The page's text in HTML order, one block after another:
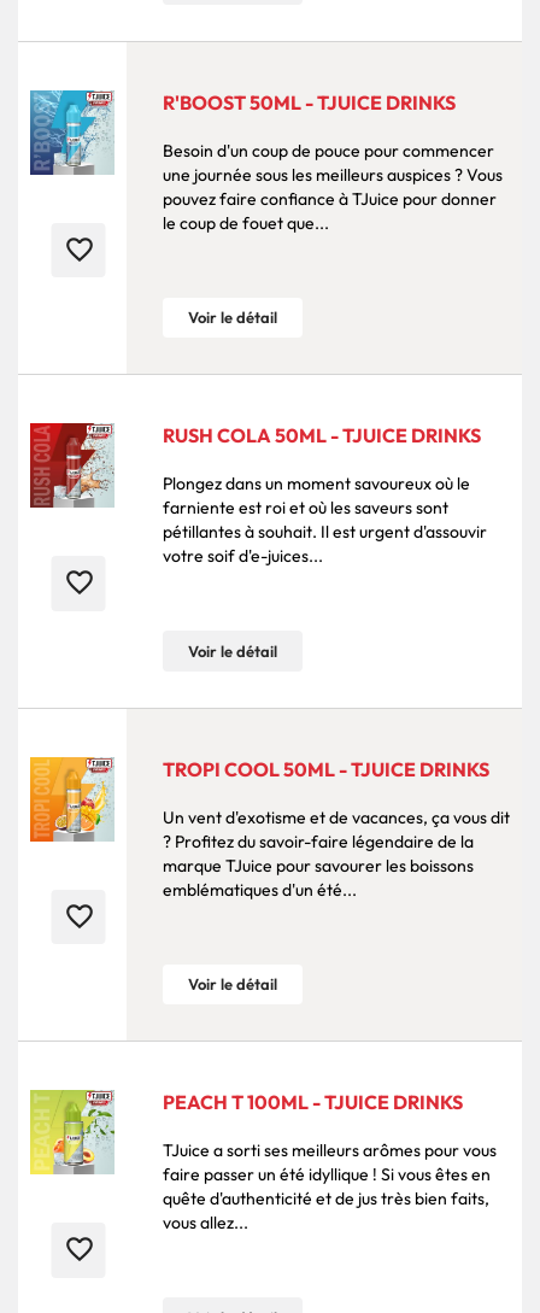
favorite_border
R'BOOST 50ML - TJUICE DRINKS
Besoin d'un coup de pouce pour commencer
une journée sous les meilleurs auspices ? Vous
pouvez faire confiance à TJuice pour donner
le coup de fouet que...
Voir le détail
favorite_border
RUSH COLA 50ML - TJUICE DRINKS
Plongez dans un moment savoureux où le
farniente est roi et où les saveurs sont
pétillantes à souhait. Il est urgent d'assouvir
votre soif d'e-juices...
Voir le détail
favorite_border
TROPI COOL 50ML - TJUICE DRINKS
Un vent d'exotisme et de vacances, ça vous dit
? Profitez du savoir-faire légendaire de la
marque TJuice pour savourer les boissons
emblématiques d'un été...
Voir le détail
favorite_border
PEACH T 100ML - TJUICE DRINKS
TJuice a sorti ses meilleurs arômes pour vous
faire passer un été idyllique ! Si vous êtes en
quête d'authenticité et de jus très bien faits,
vous allez...